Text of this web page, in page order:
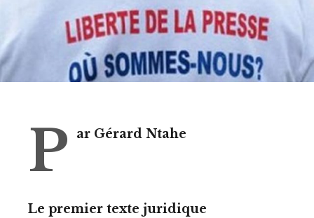
P ar Gérard Ntahe
Le premier texte juridique